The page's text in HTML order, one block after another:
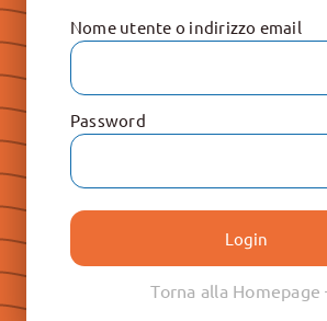
Nome utente o indirizzo email
Password
Torna alla Homepage
Don Paolo Albera
Don Pietro Ricaldone
Don Renato Ziggiotti